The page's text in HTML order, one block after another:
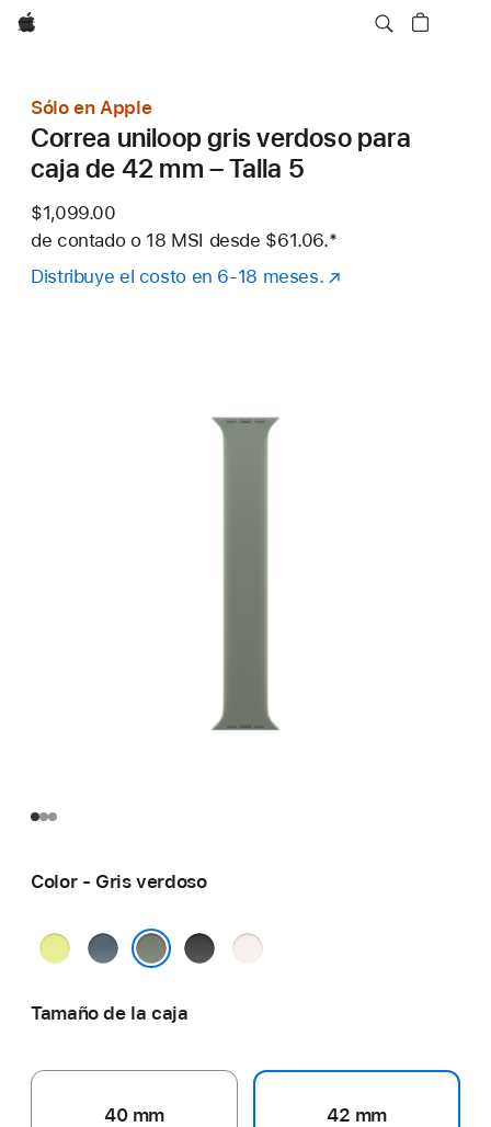
Apple
Sólo en Apple
Correa uniloop gris verdoso para
caja de 42 mm – Talla 5
$1,099.00
de contado o 18 MSI desde $61.06.Nota al pie
*
Distribuye el costo en 6-18 meses.
Color - Gris verdoso
AmarilloAzul
NegroRosa
Tamaño de la caja
40 mm 42 mm